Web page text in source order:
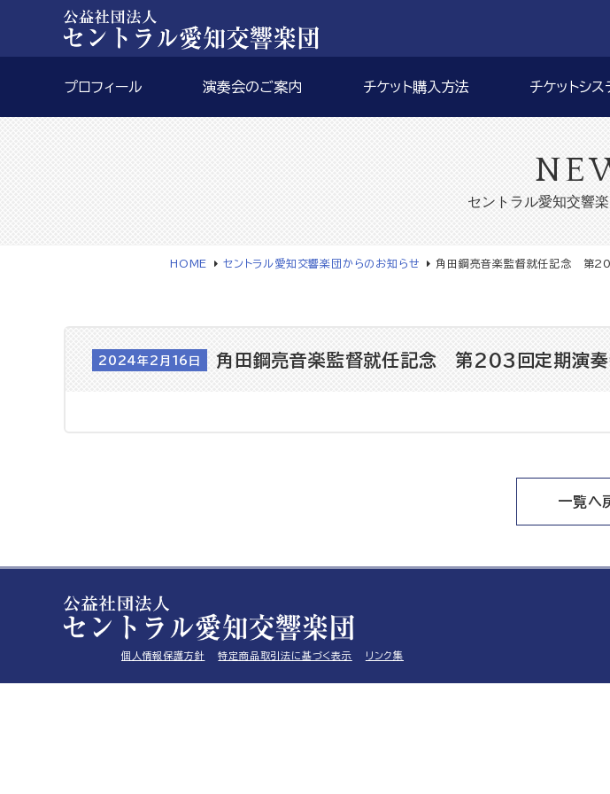
プロフィール 演奏会のご案内 チケット購入方法 チケットシス
セントラル愛知交響
HOME セントラル愛知交響楽団からのお知らせ 角田鋼亮音楽監督就任記念 第203
2024年2月16日 角田鋼亮音楽監督就任記念 第203回定期演奏会
一覧へ
個人情報保護方針 特定商品取引法に基づく表示 リンク集